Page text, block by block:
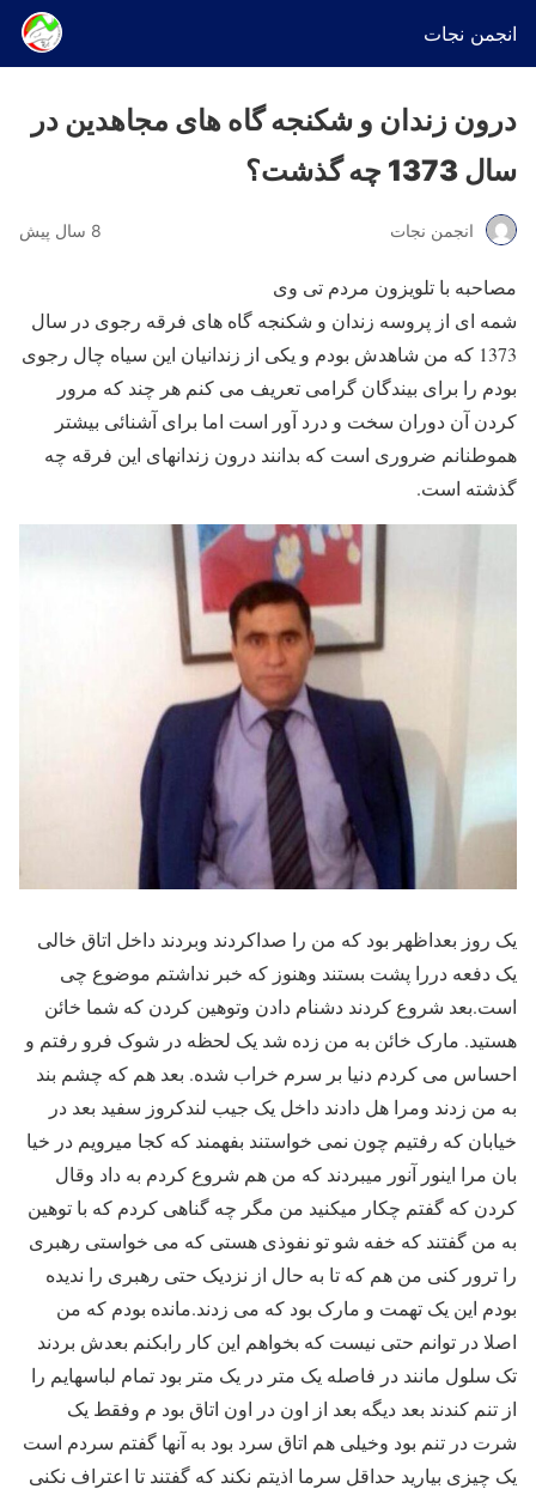
انجمن نجات
درون زندان و شکنجه گاه های مجاهدین در
سال 1373 چه گذشت؟
انجمن نجات 8 سال پیش
مصاحبه با تلویزون مردم تی وی
شمه ای از پروسه زندان و شکنجه گاه های فرقه رجوی در سال
1373 که من شاهدش بودم و یکی از زندانیان این سیاه چال رجوی
بودم را برای بیندگان گرامی تعریف می کنم هر چند که مرور
کردن آن دوران سخت و درد آور است اما برای آشنائی بیشتر
هموطنانم ضروری است که بدانند درون زندانهای این فرقه چه
گذشته است.
یک روز بعداظهر بود که من را صداکردند وبردند داخل اتاق خالی
یک دفعه دررا پشت بستند وهنوز که خبر نداشتم موضوع چی
است.بعد شروع کردند دشنام دادن وتوهین کردن که شما خائن
هستید. مارک خائن به من زده شد یک لحظه در شوک فرو رفتم و
احساس می کردم دنیا بر سرم خراب شده. بعد هم که چشم بند
به من زدند ومرا هل دادند داخل یک جیب لندکروز سفید بعد در
خیابان که رفتیم چون نمی خواستند بفهمند که کجا میرویم در خیا
بان مرا اینور آنور میبردند که من هم شروع کردم به داد وقال
کردن که گفتم چکار میکنید من مگر چه گناهی کردم که با توهین
به من گفتند که خفه شو تو نفوذی هستی که می خواستی رهبری
را ترور کنی من هم که تا به حال از نزدیک حتی رهبری را ندیده
بودم این یک تهمت و مارک بود که می زدند.مانده بودم که من
اصلا در توانم حتی نیست که بخواهم این کار رابکنم بعدش بردند
تک سلول مانند در فاصله یک متر در یک متر بود تمام لباسهایم را
از تنم کندند بعد دیگه بعد از اون در اون اتاق بود م وفقط یک
شرت در تنم بود وخیلی هم اتاق سرد بود به آنها گفتم سردم است
یک چیزی بیارید حداقل سرما اذیتم نکند که گفتند تا اعتراف نکنی